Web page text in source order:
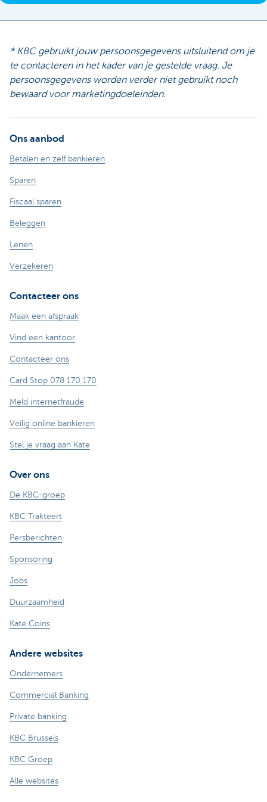
* KBC gebruikt jouw persoonsgegevens uitsluitend om je
te contacteren in het kader van je gestelde vraag. Je
persoonsgegevens worden verder niet gebruikt noch
bewaard voor marketingdoeleinden.
Ons aanbod
Betalen en zelf bankieren
Sparen
Fiscaal sparen
Beleggen
Lenen
Verzekeren
Contacteer ons
Maak een afspraak
Vind een kantoor
Contacteer ons
Card Stop 078 170 170
Meld internetfraude
Veilig online bankieren
Stel je vraag aan Kate
Over ons
De KBC-groep
KBC Trakteert
Persberichten
Sponsoring
Jobs
Duurzaamheid
Kate Coins
Andere websites
Ondernemers
Commercial Banking
Private banking
KBC Brussels
KBC Groep
Alle websites